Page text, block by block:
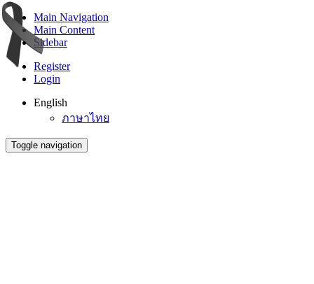
Main Navigation
Main Content
Sidebar
Register
Login
English
ภาษาไทย
Toggle navigation